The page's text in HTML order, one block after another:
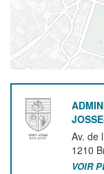
Av. de
1210
VOIR